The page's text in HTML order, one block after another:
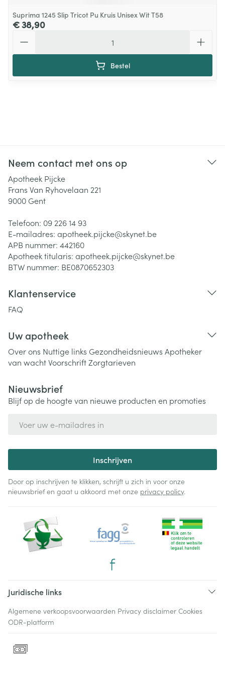
Suprima 1245 Slip Tricot Pu Kruis Unisex Wit T58
€ 38,90
Bestel
Neem contact met ons op
Apotheek Pijcke
Frans Van Ryhovelaan 221
9000 Gent
Telefoon: 09 226 14 93
E-mailadres: apotheek.pijcke@skynet.be
APB nummer: 442160
Apotheek titularis: apotheek.pijcke@skynet.be
BTW nummer: BE0870652303
Klantenservice
FAQ
Uw apotheek
Over ons Nuttige links Gezondheidsnieuws Apotheker
van wachtVoorschriftZorgtarieven
Nieuwsbrief
Blijf op de hoogte van nieuwe producten en promoties
Inschrijven
Door op inschrijven te klikken, schrijft u zich in voor onze
nieuwsbrief en gaat u akkoord met onze privacy policy.
Juridische links
Algemene verkoopsvoorwaarden Privacy disclaimer Cookies
ODR-platform